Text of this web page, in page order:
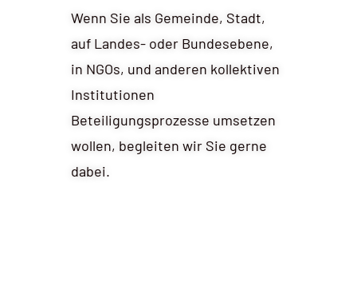
Wenn Sie als Gemeinde, Stadt,
auf Landes- oder Bundesebene,
in NGOs, und anderen kollektiven
Institutionen
Beteiligungsprozesse umsetzen
wollen, begleiten wir Sie gerne
dabei.